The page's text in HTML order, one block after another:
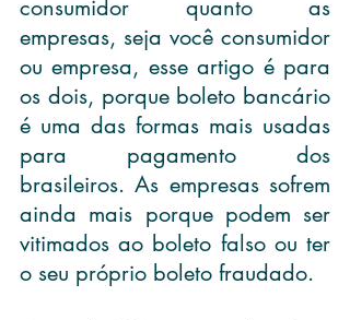
consumidor quanto as
empresas, seja você consumidor
ou empresa, esse artigo é para
os dois, porque boleto bancário
é uma das formas mais usadas
para pagamento dos
brasileiros. As empresas sofrem
ainda mais porque podem ser
vitimados ao boleto falso ou ter
o seu próprio boleto fraudado.